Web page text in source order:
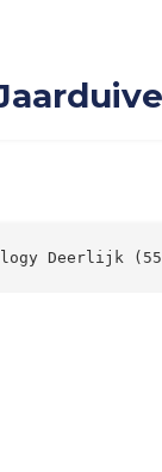
Deerlijk